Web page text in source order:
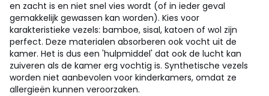
en zacht is en niet snel vies wordt (of in ieder geval
gemakkelijk gewassen kan worden). Kies voor
karakteristieke vezels: bamboe, sisal, katoen of wol zijn
perfect. Deze materialen absorberen ook vocht uit de
kamer. Het is dus een 'hulpmiddel' dat ook de lucht kan
zuiveren als de kamer erg vochtig is. Synthetische vezels
worden niet aanbevolen voor kinderkamers, omdat ze
allergieën kunnen veroorzaken.